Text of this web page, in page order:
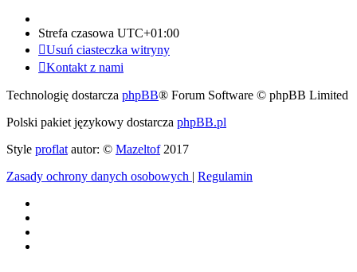
Strefa czasowa UTC+01:00
Usuń ciasteczka witryny
Kontakt z nami
Technologię dostarcza phpBB® Forum Software © phpBB Limited
Polski pakiet językowy dostarcza phpBB.pl
Style proflatautor: © Mazeltof2017
Zasady ochrony danych osobowych
Regulamin